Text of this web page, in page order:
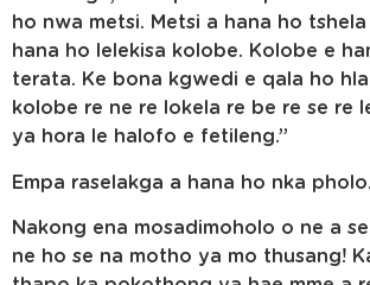
ho nwa metsi. Metsi a hana ho
hana ho lelekisa kolobe. Kolobe e
terata. Ke bona kgwedi e qala ho
kolobe re ne re lokela re be re se re
ya hora le halofo e fetileng.”
Empa raselakga a hana ho nka
Nakong ena mosadimoholo o ne a
ne ho se na motho ya mo thusang!